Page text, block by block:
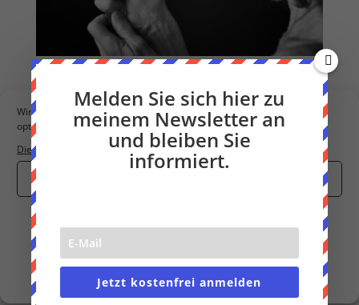
Wir verwenden Cookies, um unsere Website und unseren Service zu
optimieren.
Dienste verwalten
Cookie-RichtlinieDatenschutzerklärungImpressum
Melden Sie sich hier zu
meinem Newsletter an
und bleiben Sie
informiert.
Jetzt kostenfrei anmelden